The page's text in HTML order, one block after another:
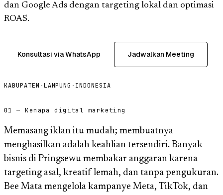
dan Google Ads dengan targeting lokal dan optimasi
ROAS.
Konsultasi via WhatsApp Jadwalkan Meeting
KABUPATEN ·LAMPUNG · INDONESIA
01 — Kenapa digital marketing
Memasang iklan itu mudah; membuatnya
menghasilkan adalah keahlian tersendiri. Banyak
bisnis di Pringsewu membakar anggaran karena
targeting asal, kreatif lemah, dan tanpa pengukuran.
Bee Mata mengelola kampanye Meta, TikTok, dan